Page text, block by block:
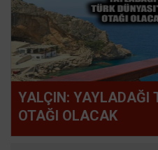
YALÇIN: YAYLADAĞI
OTAĞI OLACAK